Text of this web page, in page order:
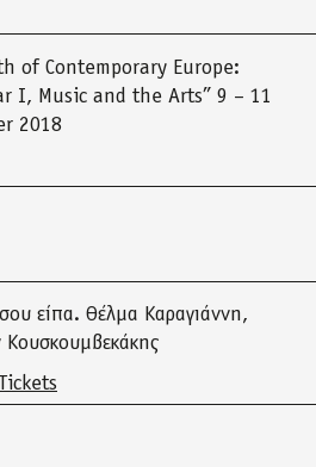
of Contemporary Europe:
I, Music and the Arts” 9 – 11
2018
είπα. Θέλμα Καραγιάννη,